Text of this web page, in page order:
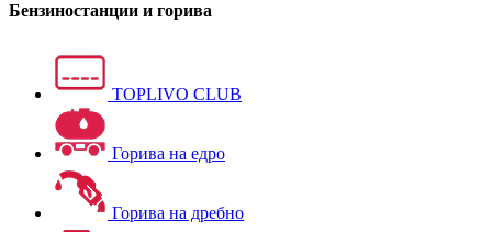
Бензиностанции и горива
TOPLIVO CLUB
Горива на едро
Горива на дребно